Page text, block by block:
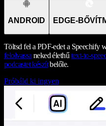
ANDROID EDGE-
Töltsd fel a PDF-edet a Speechify
felolvassa neked élethűtext-to-
podcastet készítbelőle.
Próbáld ki ingyen